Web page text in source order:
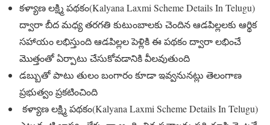
కళ్యాణ లక్ష్మి పథకం(Kalyana Laxmi Scheme Details In Telugu)
ద్వారా బీద మధ్య తరగతి కుటుంబాలకు చెందిన ఆడపిల్లలకు ఆర్థిక
సహాయం లభిస్తుంది ఆడపిల్లల పెళ్లికి ఈ పథకం ద్వారా లభించే
మొత్తంతో ఏర్పాటు చేసుకోవడానికి వీలవుతుంది
డబ్బుతో పాటు తులం బంగారం కూడా ఇవ్వనునట్లు తెలంగాణ
ప్రభుత్వం ప్రకటించింది
కళ్యాణ లక్ష్మి పథకం(Kalyana Laxmi Scheme Details In Telugu)